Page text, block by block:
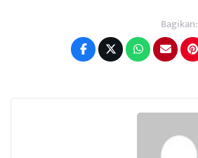
Bagikan: